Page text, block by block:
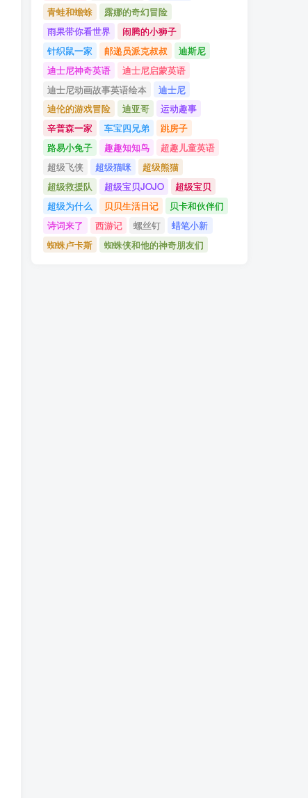
青蛙和蟾蜍
露娜的奇幻冒险
雨果带你看世界
闹腾的小狮子
针织鼠一家
邮递员派克叔叔
迪斯尼
迪士尼神奇英语
迪士尼启蒙英语
迪士尼动画故事英语绘本
迪士尼
迪伦的游戏冒险
迪亚哥
运动趣事
辛普森一家
车宝四兄弟
跳房子
路易小兔子
趣趣知知鸟
超趣儿童英语
超级飞侠
超级猫咪
超级熊猫
超级救援队
超级宝贝JOJO
超级宝贝
超级为什么
贝贝生活日记
贝卡和伙伴们
诗词来了
西游记 螺丝钉
蜡笔小新
蜘蛛卢卡斯
蜘蛛侠和他的神奇朋友们